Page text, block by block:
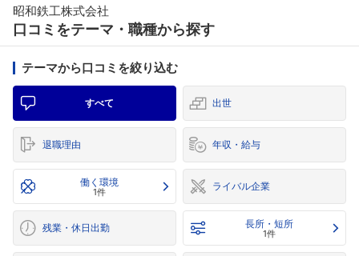
昭和鉄工株式会社
口コミをテーマ・職種から探す
テーマから口コミを絞り込む
すべて 出世
退職理由 年収・給与
働く環境
1件 ライバル企業
残業・休日出勤 長所・短所
1件